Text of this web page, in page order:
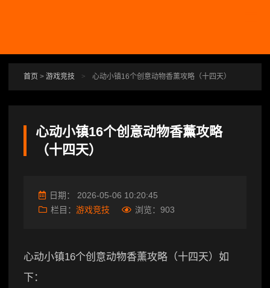
首页 > 游戏竞技 > 心动小镇16个创意动物香薰攻略（十四天）
心动小镇16个创意动物香薰攻略
（十四天）
日期： 2026-05-06 10:20:45
栏目： 游戏竞技 浏览： 903
心动小镇16个创意动物香薰攻略（十四天）如
下：